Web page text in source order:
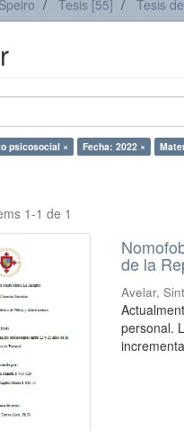
Tesis [55] Tesis
psicosocial × Fecha: 2022 ×
1-1 de 1
de la
Avelar,
personal.